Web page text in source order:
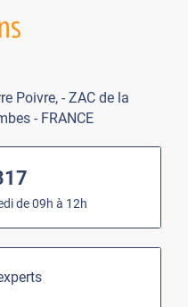
Poivre, - ZAC de la
- FRANCE
de 09h à 12h